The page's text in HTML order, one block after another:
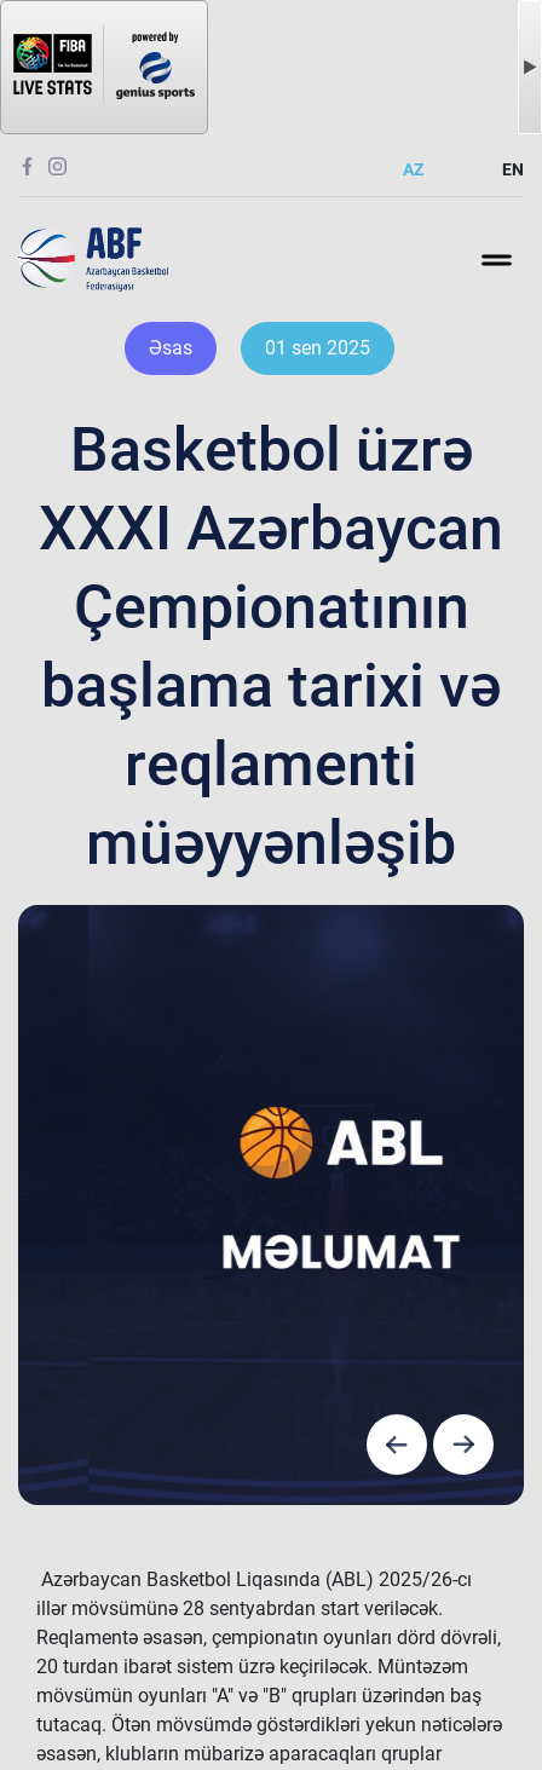
AZ EN
Əsas 01 sen 2025
Basketbol üzrə
XXXI Azərbaycan
Çempionatının
başlama tarixi və
reqlamenti
müəyyənləşib
Azərbaycan Basketbol Liqasında (ABL) 2025/26-cı
illər mövsümünə 28 sentyabrdan start veriləcək.
Reqlamentə əsasən, çempionatın oyunları dörd dövrəli,
20 turdan ibarət sistem üzrə keçiriləcək. Müntəzəm
mövsümün oyunları "A" və "B" qrupları üzərindən baş
tutacaq. Ötən mövsümdə göstərdikləri yekun nəticələrə
əsasən, klubların mübarizə aparacaqları qruplar